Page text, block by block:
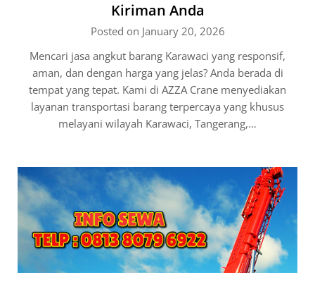
Kiriman Anda
Posted on January 20, 2026
Mencari jasa angkut barang Karawaci yang responsif,
aman, dan dengan harga yang jelas? Anda berada di
tempat yang tepat. Kami di AZZA Crane menyediakan
layanan transportasi barang terpercaya yang khusus
melayani wilayah Karawaci, Tangerang,…